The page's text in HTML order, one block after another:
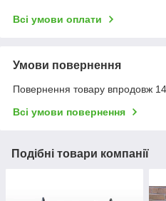
Всі умови оплати
Умови повернення
Повернення товару впродовж
Всі умови повернення
Подібні товари компанії